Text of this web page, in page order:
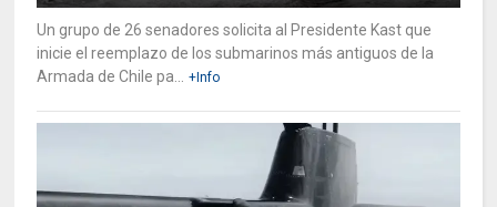
Un grupo de 26 senadores solicita al Presidente Kast que
inicie el reemplazo de los submarinos más antiguos de la
Armada de Chile pa... +Info